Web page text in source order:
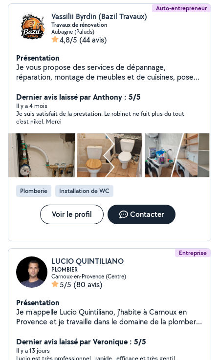
Auto-entrepreneur
Vassilii Byrdin (Bazil Travaux)
Travaux de rénovation
Aubagne (Paluds)
4,8/5 (44 avis)
Présentation
Je vous propose des services de dépannage,
réparation, montage de meubles et de cuisines, pose
pour tous types de petits ou grands travaux du
quotidien. Un seul interlocuteur pour vous simplifier la
vie, avec des prestations soignées, efficaces et
adaptées à vos besoins.
Dernier avis laissé par Anthony : 5/5
Il y a 4 mois
Je suis satisfait de la prestation. Le robinet ne fuit plus du tout
c'est nikel. Merci
Plomberie Installation de WC
Voir le profil Contacter
Entreprise
LUCIO QUINTILIANO
PLOMBIER
Carnoux-en-Provence (Centre)
5/5 (80 avis)
Présentation
Je m'appelle Lucio Quintiliano, j'habite à Carnoux en
Provence et je travaille dans le domaine de la plomberie
Pose et création des réseaux sanitaires : alimentations
et évacuations. -Rénovation, dépose et pose
Dernier avis laissé par Veronique : 5/5
Il y a 13 jours
Lucio est très professionnel , rapide , efficace et très gentil .